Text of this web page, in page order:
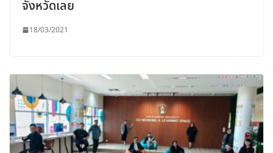
จังหวัดเลย
18/03/2021